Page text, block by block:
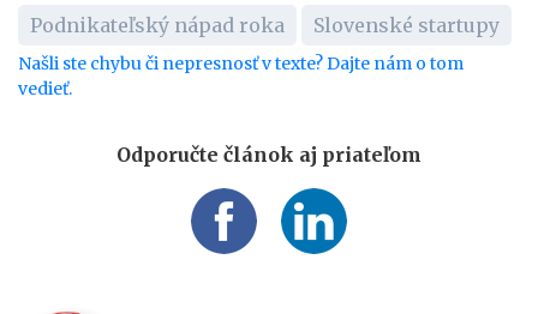
Podnikateľský nápad roka Slovenské startupy
Našli ste chybu či nepresnosť v texte? Dajte nám o tom
vedieť.
Odporučte článok aj priateľom